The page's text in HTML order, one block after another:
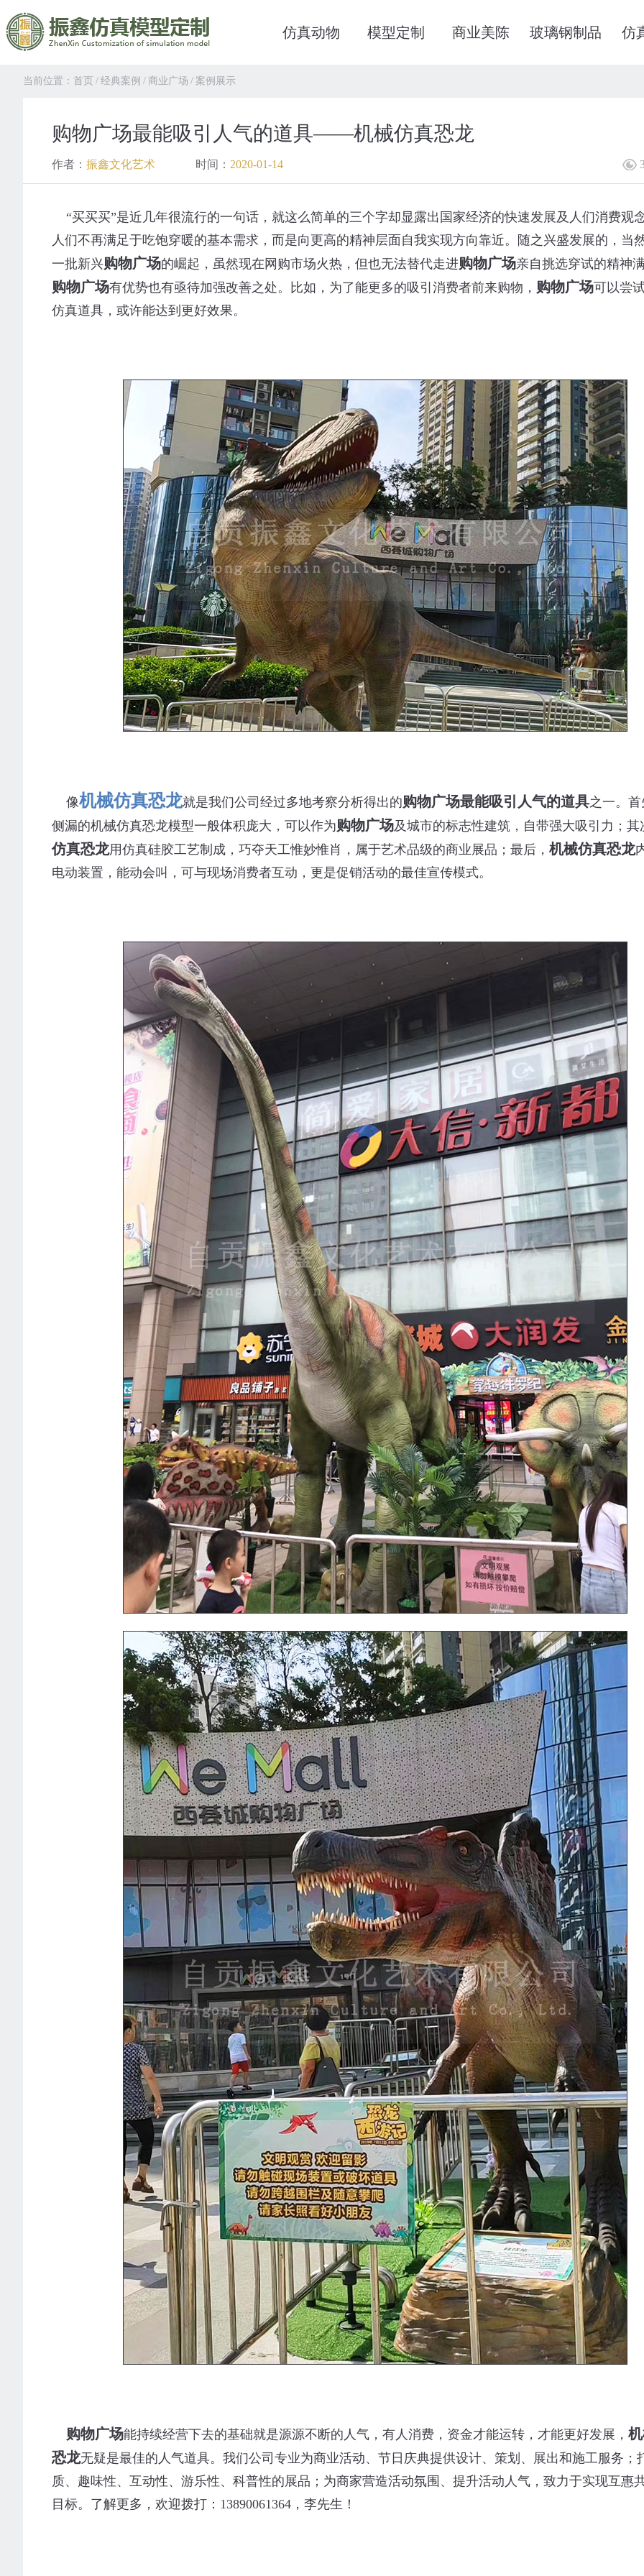
仿真动物 模型定制 商业美陈 玻璃钢制品 仿
当前位置： 首页 / 经典案例 / 商业广场 / 案例展示
购物广场最能吸引人气的道具——机械仿真恐龙
作者： 振鑫文化艺术 时间： 2020-01-14
“买买买”是近几年很流行的一句话，就这么简单的三个字却显露出国家经济的快速发展及人们消费观
人们不再满足于吃饱穿暖的基本需求，而是向更高的精神层面自我实现方向靠近。随之兴盛发展的，当
一批新兴购物广场的崛起，虽然现在网购市场火热，但也无法替代走进购物广场亲自挑选穿试的精神
购物广场有优势也有亟待加强改善之处。比如，为了能更多的吸引消费者前来购物， 购物广场可以尝
仿真道具，或许能达到更好效果。
像机械仿真恐龙就是我们公司经过多地考察分析得出的购物广场最能吸引人气的道具之一。
侧漏的机械仿真恐龙模型一般体积庞大，可以作为购物广场及城市的标志性建筑，自带强大吸引力；其
仿真恐龙用仿真硅胶工艺制成，巧夺天工惟妙惟肖，属于艺术品级的商业展品；最后， 机械仿真恐龙
电动装置，能动会叫，可与现场消费者互动，更是促销活动的最佳宣传模式。
购物广场能持续经营下去的基础就是源源不断的人气，有人消费，资金才能运转，才能更好发展，
恐龙无疑是最佳的人气道具。我们公司专业为商业活动、节日庆典提供设计、策划、展出和施工服务；
质、趣味性、互动性、游乐性、科普性的展品；为商家营造活动氛围、提升活动人气，致力于实现互惠
目标。了解更多，欢迎拨打：13890061364，李先生！
布置主题公园用的仿真昆虫模型是如何制作的？
仿真昆虫模型就是运用现代
的科技手段，根据昆虫本身
的造型结构按照比例放大百
倍、千倍制作出逼真的仿真
模型，仿真昆虫的外观、造
型、动作等方面都非常逼
真，形体栩栩如生，动作惟
妙惟肖。
奥特曼
是日本
变身英
解的强
质和器
数千倍
曼能在
斗中凭
种格斗
1 2 3 4 5 6